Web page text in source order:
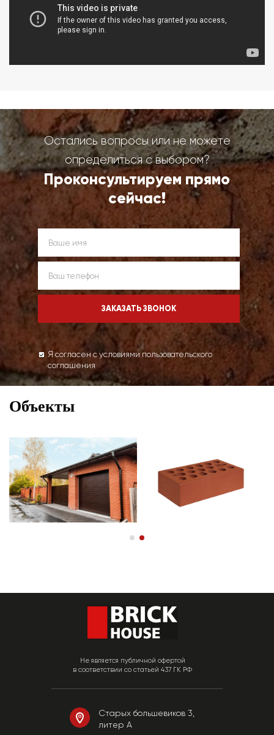
Остались вопросы или не можете
определиться с выбором?
Проконсультируем прямо
сейчас!
Я согласен с условиями пользовательского
соглашения
Объекты
Не является публичной офертой
в соответствии со статьей 437 ГК РФ
Старых большевиков 3,
литер А